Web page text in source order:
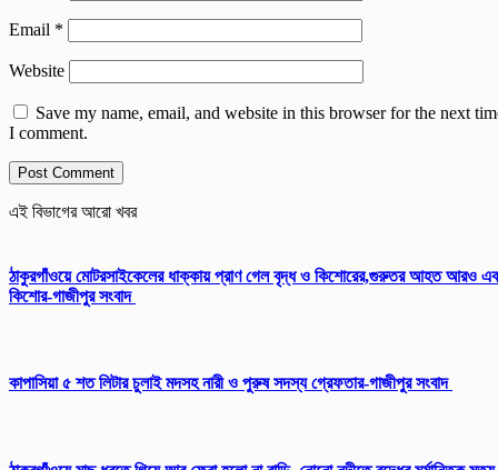
Email *
Website
Save my name, email, and website in this browser for the next
I comment.
এই বিভাগের আরো খবর
ঠাকুরগাঁওয়ে মোটরসাইকেলের ধাক্কায় প্রাণ গেল বৃদ্ধ ও কিশোরের,গুরুতর আহত আরও
কিশোর-গাজীপুর সংবাদ
কাপাসিয়া ৫ শত লিটার চুলাই মদসহ নারী ও পুরুষ সদস্য গ্রেফতার-গাজীপুর সংবাদ